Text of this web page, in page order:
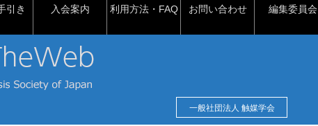
引き 入会案内 利用方法・FAQ お問い合わせ 編集委員会
一般社団法人 触媒学会